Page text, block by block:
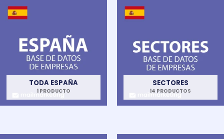
TODA ESPAÑA
1 PRODUCTO
SECTORES
14 PRODUCTOS